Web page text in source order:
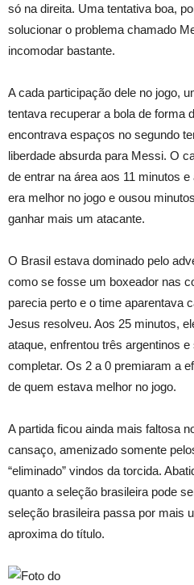
só na direita. Uma tentativa boa,
solucionar o problema chamado
incomodar bastante.
A cada participação dele no jogo,
tentava recuperar a bola de forma
encontrava espaços no segundo
liberdade absurda para Messi. O
de entrar na área aos 11 minutos
era melhor no jogo e ousou
ganhar mais um atacante.
O Brasil estava dominado pelo
como se fosse um boxeador nas
parecia perto e o time aparentava
Jesus resolveu. Aos 25 minutos,
ataque, enfrentou três argentinos
completar. Os 2 a 0 premiaram a
de quem estava melhor no jogo.
A partida ficou ainda mais faltosa
cansaço, amenizado somente
“eliminado” vindos da torcida.
quanto a seleção brasileira pode
seleção brasileira passa por mais
aproxima do título.